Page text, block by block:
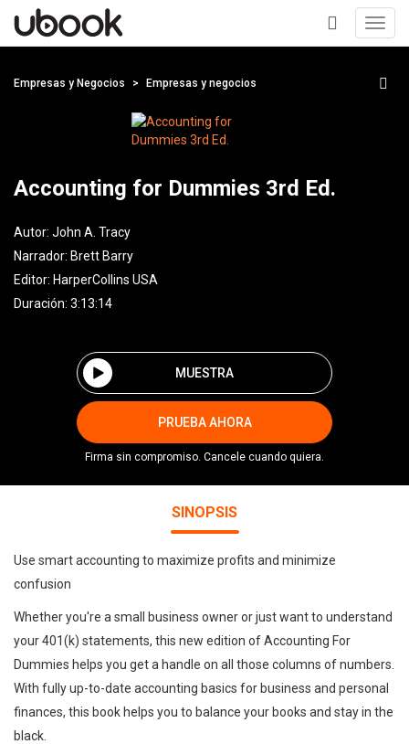
+
Empresas y Negocios Empresas y negocios
Accounting for Dummies 3rd Ed.
Autor: John A. Tracy
Narrador: Brett Barry
Editor: HarperCollins USA
Duración: 3:13:14
MUESTRA
PRUEBA AHORA
Firma sin compromiso. Cancele cuando quiera.
SINOPSIS
Use smart accounting to maximize profits and minimize
confusion
Whether you're a small business owner or just want to understand
your 401(k) statements, this new edition of Accounting For
Dummies helps you get a handle on all those columns of numbers.
With fully up-to-date accounting basics for business and personal
finances, this book helps you to balance your books and stay in the
black.